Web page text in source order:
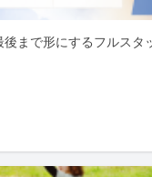
まで形にするフルスタ